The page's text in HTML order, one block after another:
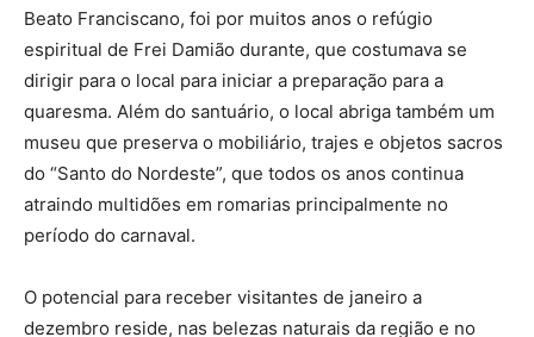
Beato Franciscano, foi por muitos anos o refúgio
espiritual de Frei Damião durante, que costumava se
dirigir para o local para iniciar a preparação para a
quaresma. Além do santuário, o local abriga também um
museu que preserva o mobiliário, trajes e objetos sacros
do “Santo do Nordeste”, que todos os anos continua
atraindo multidões em romarias principalmente no
período do carnaval.
O potencial para receber visitantes de janeiro a
dezembro reside, nas belezas naturais da região e no